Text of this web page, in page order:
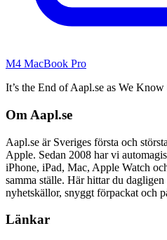
M4 MacBook Pro
It’s the End of Aapl.se as We Know
Om Aapl.se
Aapl.se är Sveriges första och
Apple. Sedan 2008 har vi
iPhone, iPad, Mac, Apple Watch
samma ställe. Här hittar du
nyhetskällor, snyggt förpackat och
Länkar